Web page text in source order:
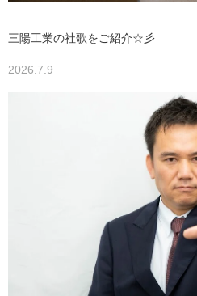
三陽工業の社歌をご紹介☆彡
2026.7.9